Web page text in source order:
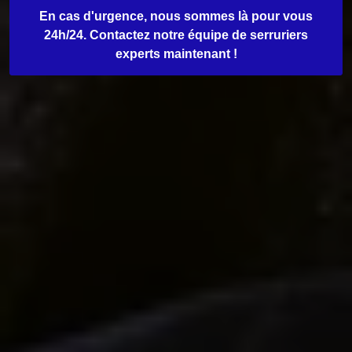
En cas d'urgence, nous sommes là pour vous
24h/24. Contactez notre équipe de serruriers
experts maintenant !